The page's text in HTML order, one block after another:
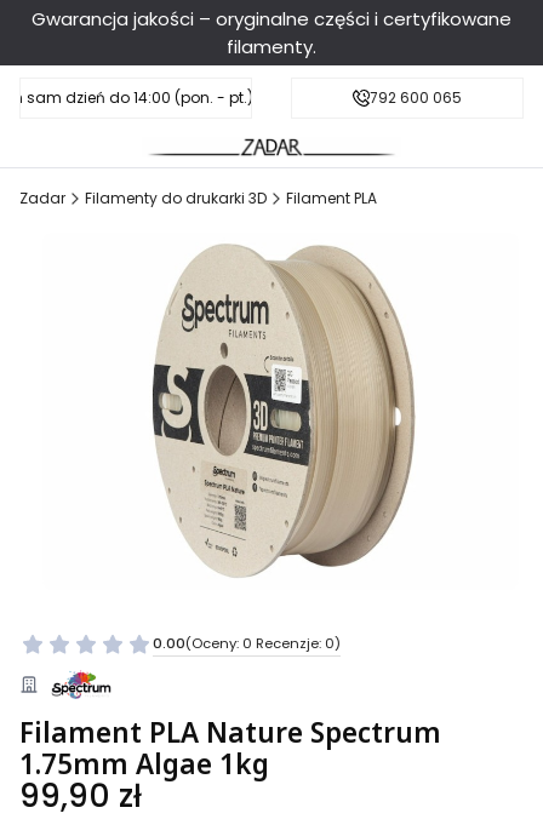
Gwarancja jakości – oryginalne części i certyfikowane
filamenty.
sam dzień do 14:00 (pon. - pt.), sobota do 11:00Darmowa dostawa od 199 zł
792 600 065
Zadar Filamenty do drukarki 3D Filament PLA
0.00(Oceny: 0 Recenzje: 0)
Filament PLA Nature Spectrum
1.75mm Algae 1kg
Cena
99,90 zł